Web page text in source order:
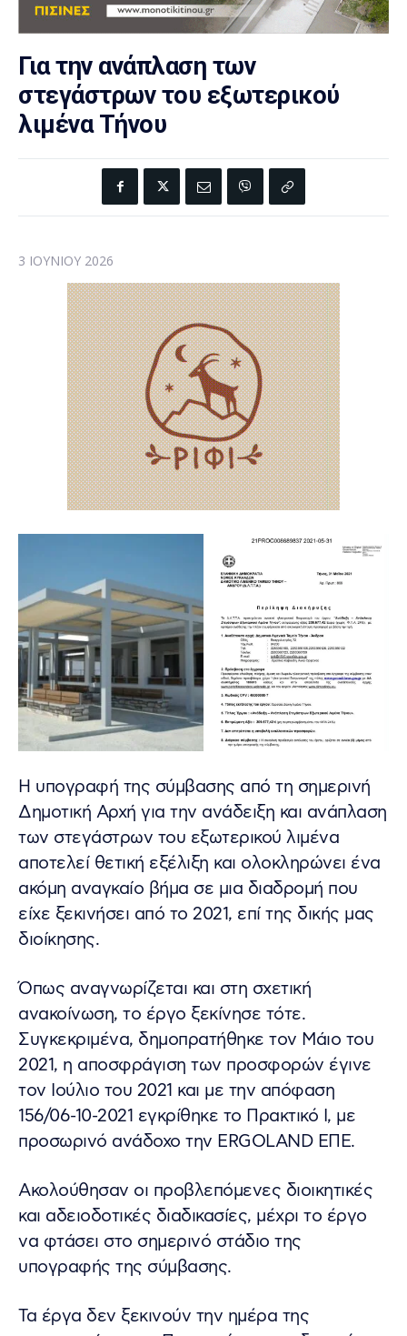
Για την ανάπλαση των
στεγάστρων του εξωτερικού
λιμένα Τήνου
3 ΙΟΥΝΊΟΥ 2026
Η υπογραφή της σύμβασης από τη σημερινή
Δημοτική Αρχή για την ανάδειξη και ανάπλαση
των στεγάστρων του εξωτερικού λιμένα
αποτελεί θετική εξέλιξη και ολοκληρώνει ένα
ακόμη αναγκαίο βήμα σε μια διαδρομή που
είχε ξεκινήσει από το 2021, επί της δικής μας
διοίκησης.
Όπως αναγνωρίζεται και στη σχετική
ανακοίνωση, το έργο ξεκίνησε τότε.
Συγκεκριμένα, δημοπρατήθηκε τον Μάιο του
2021, η αποσφράγιση των προσφορών έγινε
τον Ιούλιο του 2021 και με την απόφαση
156/06-10-2021 εγκρίθηκε το Πρακτικό Ι, με
προσωρινό ανάδοχο την ERGOLAND ΕΠΕ.
Ακολούθησαν οι προβλεπόμενες διοικητικές
και αδειοδοτικές διαδικασίες, μέχρι το έργο
να φτάσει στο σημερινό στάδιο της
υπογραφής της σύμβασης.
Τα έργα δεν ξεκινούν την ημέρα της